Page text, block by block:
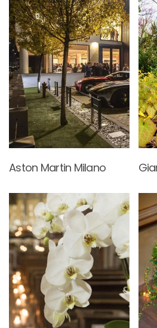
Aston Martin Milano